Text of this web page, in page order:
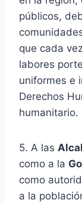
públicos,
que cada
labores
uniformes e
Derechos
humanitario.
5. A las
como a la
como
a la